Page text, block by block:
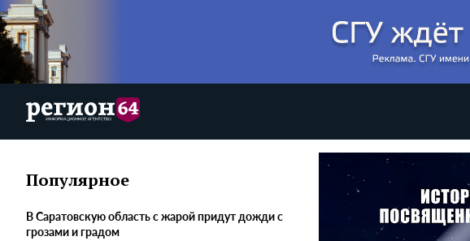
Популярное
В Саратовскую область с жарой придут дожди с
грозами и градом